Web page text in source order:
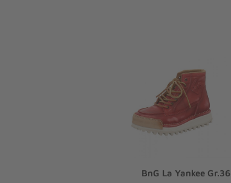
BnG La Yankee Gr.36